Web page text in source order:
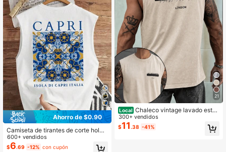
Ahorro de $0.90
Camiseta de tirantes de corte holga
do y cuello redondo con estampado
de estilo casual del sur de Italia
600+ vendidos
$6.69 -12% con cupón
21
Local Chaleco vintage lavado esta
mpado para hombre, corte holgado,
estilo urbano informal, una prenda e
sencial para el día a día.
300+ vendidos
$11 .38 -41%